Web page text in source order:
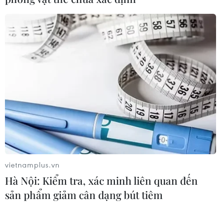
vietnamplus.vn
Hà Nội: Kiểm tra, xác minh liên quan đến
sản phẩm giảm cân dạng bút tiêm